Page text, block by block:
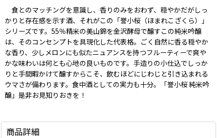
食とのマッチングを意識し、香りのみをおわず、穏やかだがしっ
かりと存在感を示す酒、それがこの「誉小桜（ほまれこざくら）」
シリーズです。55％精米の美山錦を金沢酵母で醸すこの純米吟醸
は、そのコンセンプトを具現化した代表格。ごく自然に香る穏やか
な香り、少しメロンにも似たニュアンスを持つフルーティーで爽や
かな味わいは何とも心地の良いものです。手造りの小仕込でしっか
りと手間暇かけて醸すからこそ、飲むほどにじわじと引き込まれる
ウマさが備わります。食中酒としての実力も十分。「誉小桜 純米吟
醸」是非お見知りおきを！
商品詳細